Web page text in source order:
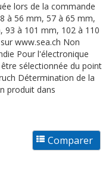
lors de la commande
à 56 mm, 57 à 65 mm,
93 à 101 mm, 102 à 110
www.sea.ch Non
Pour l'électronique
sélectionnée du point
Détermination de la
produit dans